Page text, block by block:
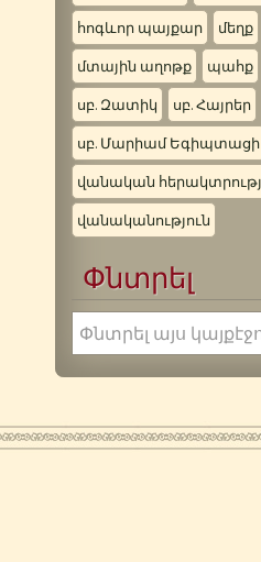
հոգևոր պայքար մեղք
մտային աղոթք պահք
սբ. Զատիկ սբ. Հայրեր
սբ. Մարիամ Եգիպտացի
վանական
վանականություն
Փնտրել